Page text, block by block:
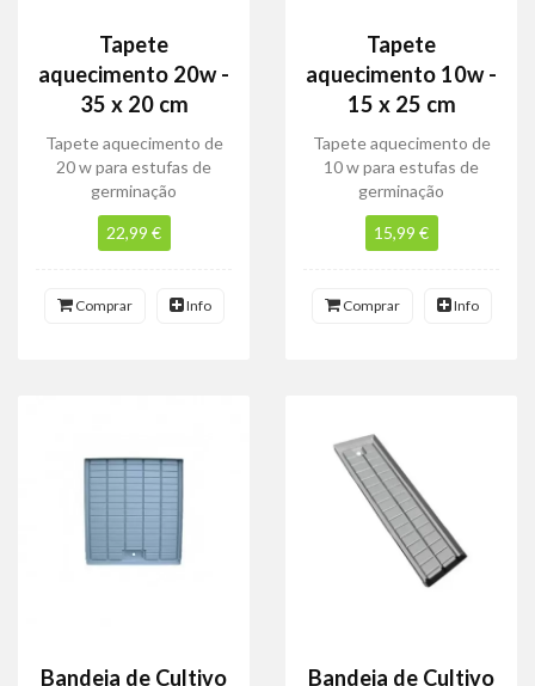
Tapete
aquecimento 20w -
35 x 20 cm
Tapete aquecimento de
20 w para estufas de
germinação
22,99 €
Comprar Info
Tapete
aquecimento 10w -
15 x 25 cm
Tapete aquecimento de
10 w para estufas de
germinação
15,99 €
Comprar Info
Bandeja de Cultivo
Bandeja de Cultivo